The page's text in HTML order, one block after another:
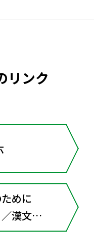
リンク
めに
漢文に
変わり